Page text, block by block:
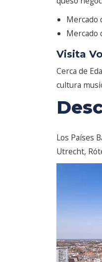
Mercado
Mercado
Visita
Cerca de
cultura
Los Países
Utrecht,